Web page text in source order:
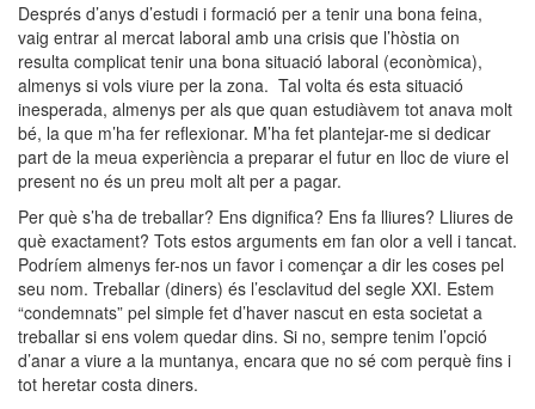
Després d’anys d’estudi i formació per a tenir una bona feina,
vaig entrar al mercat laboral amb una crisis que l’hòstia on
resulta complicat tenir una bona situació laboral (econòmica),
almenys si vols viure per la zona. Tal volta és esta situació
inesperada, almenys per als que quan estudiàvem tot anava molt
bé, la que m’ha fer reflexionar. M’ha fet plantejar-me si dedicar
part de la meua experiència a preparar el futur en lloc de viure el
present no és un preu molt alt per a pagar.
Per què s’ha de treballar? Ens dignifica? Ens fa lliures? Lliures de
què exactament? Tots estos arguments em fan olor a vell i tancat.
Podríem almenys fer-nos un favor i començar a dir les coses pel
seu nom. Treballar (diners) és l’esclavitud del segle XXI. Estem
“condemnats” pel simple fet d’haver nascut en esta societat a
treballar si ens volem quedar dins. Si no, sempre tenim l’opció
d’anar a viure a la muntanya, encara que no sé com perquè fins i
tot heretar costa diners.